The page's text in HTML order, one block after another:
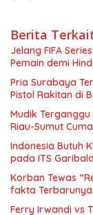
Berita
Jelang FIFA
Pemain demi
Pria Surabaya
Pistol Rakitan di
Mudik
Riau-Sumut
Indonesia Butuh
pada ITS
Korban Tewas
fakta Terbarunya
Ferry Irwandi vs